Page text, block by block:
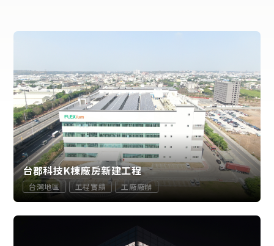
台郡科技K棟廠房新建工程
台灣地區 工程實績 工廠廠辦